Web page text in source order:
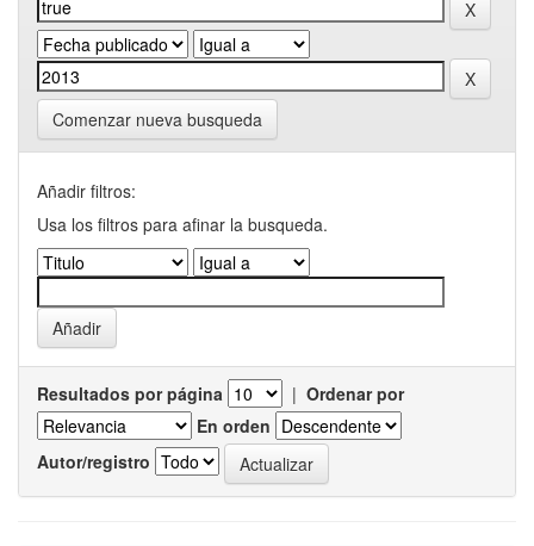
Comenzar nueva busqueda
Añadir filtros:
Usa los filtros para afinar la busqueda.
Resultados por página | Ordenar por
En orden
Autor/registro